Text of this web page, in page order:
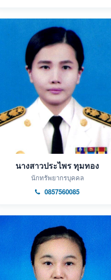
นางสาวประไพร ทุมทอง
นักทรัพยากรบุคคล
0857560085